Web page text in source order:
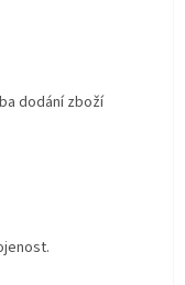
dodání zboží